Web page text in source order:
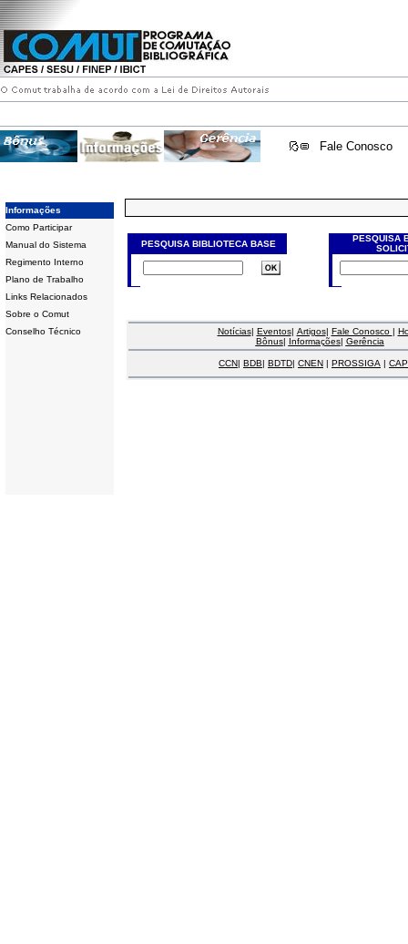
Fale Conosco
Informações
Como Participar
Manual do Sistema
Regimento Interno
Plano de Trabalho
Links Relacionados
Sobre o Comut
Conselho Técnico
PESQUISA BIBLIOTECA BASE
PESQUISA
Notícias| Eventos| Artigos| Fale Conosco |
Bônus| Informações| Gerência
CCN| BDB| BDTD| CNEN | PROSSIGA |